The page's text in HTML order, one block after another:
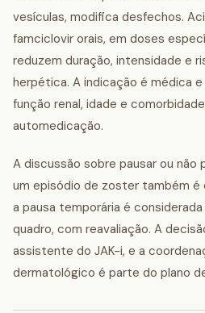
vesículas, modifica desfechos.
famciclovir orais, em doses
reduzem duração, intensidade e
herpética. A indicação é médica
função renal, idade e
automedicação.
A discussão sobre pausar ou não
um episódio de zoster também é
a pausa temporária é
quadro, com reavaliação. A
assistente do JAK-i, e a
dermatológico é parte do plano